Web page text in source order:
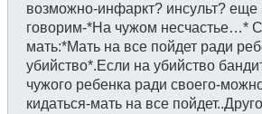
возможно-инфаркт? инсульт?
говорим-*На чужом несчастье…*
мать:*Мать на все пойдет ради
убийство*.Если на убийство
чужого ребенка ради своего-
кидаться-мать на все